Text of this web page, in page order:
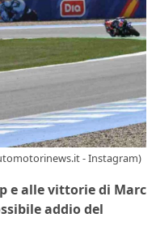
- Instagram)
e alle vittorie di Marc
addio del